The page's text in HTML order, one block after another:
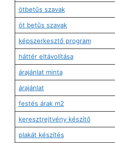
ötbetűs szavak
öt betűs szavak
képszerkesztő program
háttér eltávolítása
árajánlat minta
árajánlat
festés árak m2
keresztrejtvény készítő
plakát készítés